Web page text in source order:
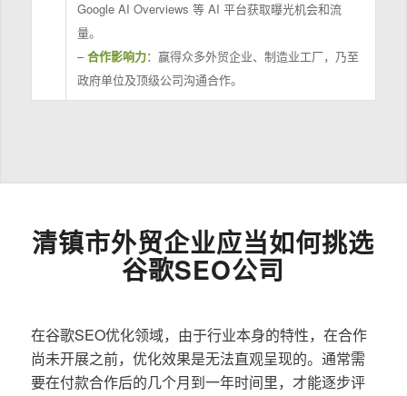
Google AI Overviews 等 AI 平台获取曝光机会和流
量。
–合作影响力：赢得众多外贸企业、制造业工厂，乃至
政府单位及顶级公司沟通合作。
清镇市外贸企业应当如何挑选
谷歌SEO公司
在谷歌SEO优化领域，由于行业本身的特性，在合作
尚未开展之前，优化效果是无法直观呈现的。通常需
要在付款合作后的几个月到一年时间里，才能逐步评